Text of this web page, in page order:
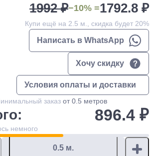
1992 ₽−10% =1792.8 ₽
Купи ещё на 2.5 м., скидка будет 20%
Написать в WhatsApp
Хочу скидку
Условия оплаты и доставки
заказот 0.5 метров
896.4 ₽
немного